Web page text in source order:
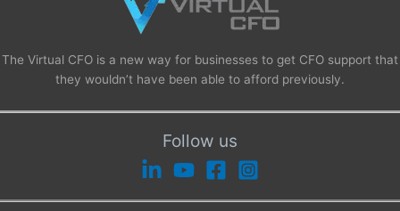
The Virtual CFO is a new way for businesses to get CFO support that
they wouldn’t have been able to afford previously.
Follow us